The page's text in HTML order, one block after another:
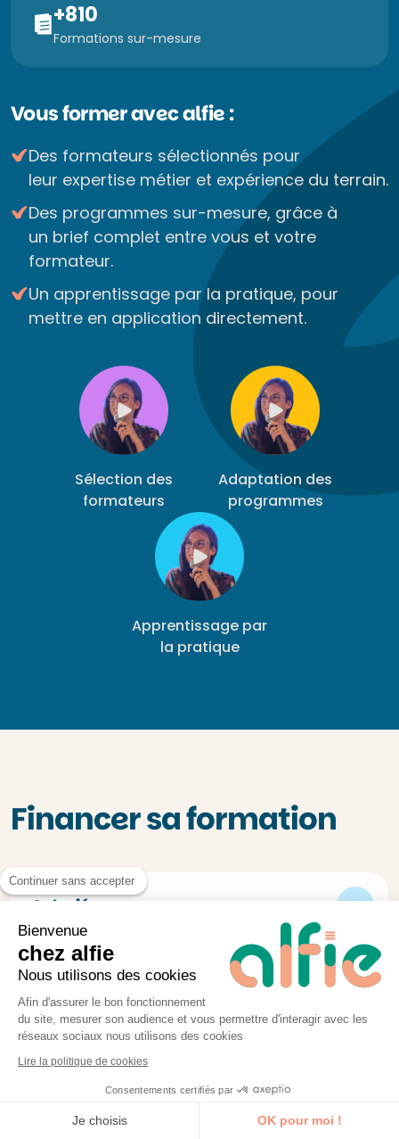
+810
Formations sur-mesure
Vous former avec alfie :
Des formateurs sélectionnés pour
leur expertise métier et expérience du terrain.
Des programmes sur-mesure, grâce à
un brief complet entre vous et votre
formateur.
Un apprentissage par la pratique, pour
mettre en application directement.
Sélection des
formateurs
Adaptation des
programmes
Apprentissage par
la pratique
Financer sa formation
Salarié
Les formations alfie sont finançables
jusqu’à 100% par les OPCO, l’organisme
financier des salariés du privé.
Rapprochez-vous de votre RH ou de votre
dirigeant avec votre projet de formation
pour évoquer le budget OPCO disponible.
Toutes les entreprises sont aussi dans
Continuer sans accepter
Bienvenue
chez alfie
Nous utilisons des cookies
Afin d'assurer le bon fonctionnement
du site, mesurer son audience et vous permettre d'interagir avec les
réseaux sociaux nous utilisons des cookies
Lire la politique de cookies
Consentements certifiés par
Je choisis OK pour moi !